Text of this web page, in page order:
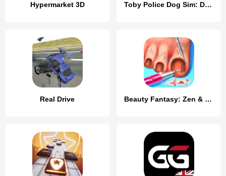
Hypermarket 3D Toby Police Dog Sim: Dogs Game
Real Drive Beauty Fantasy: Zen & Makeover